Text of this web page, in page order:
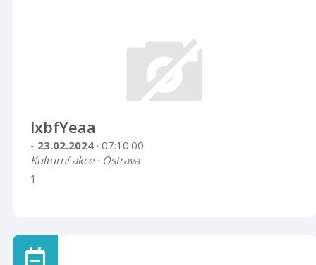
lxbfYeaa
- 23.02.2024 · 07:10:00
Kulturní akce · Ostrava
1